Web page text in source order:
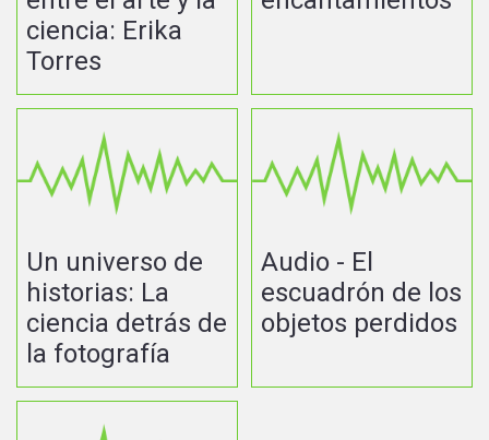
ciencia: Erika
Torres
Un universo de
historias: La
ciencia detrás de
la fotografía
Audio - El
escuadrón de los
objetos perdidos